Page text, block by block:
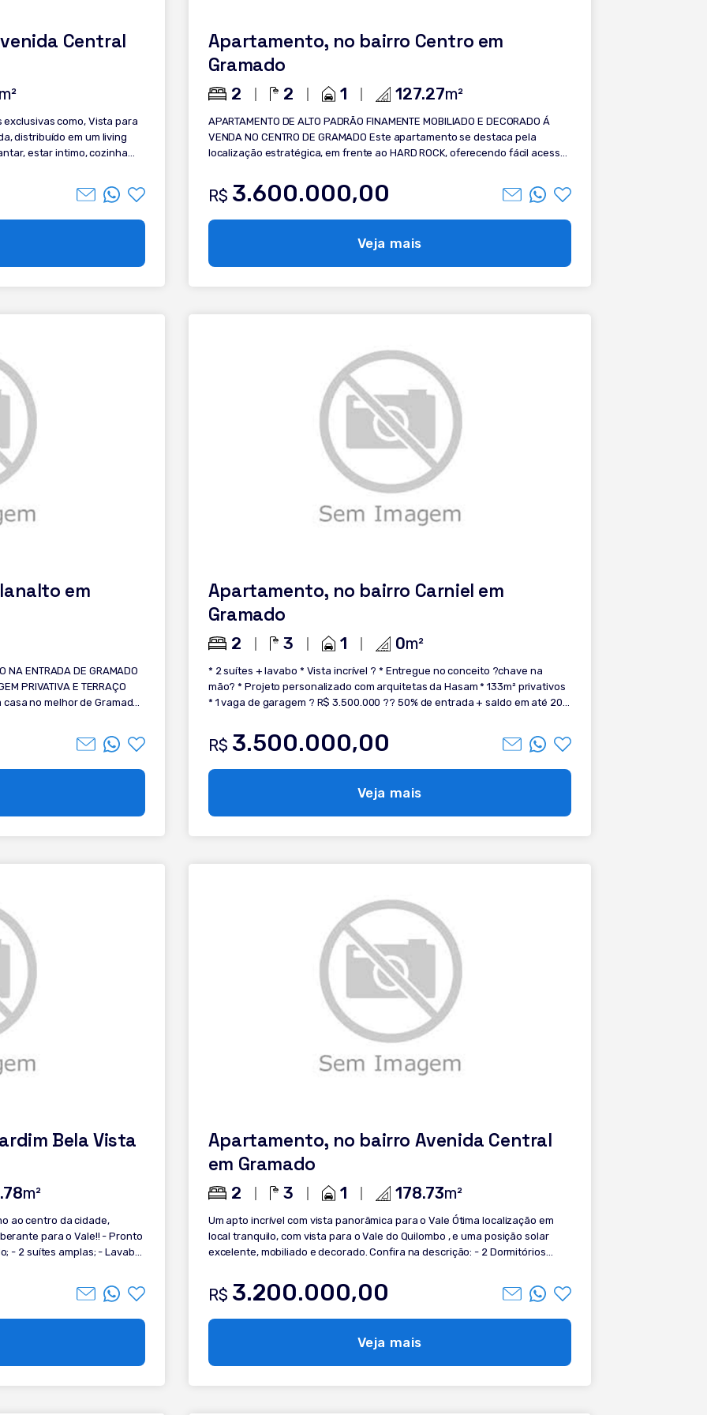
Central
m²
como, Vista para
distribuído em um living
estar intimo, cozinha
todo cuidado para ter
íntimo, conta com 2 lindas
Apartamento, no bairro Centro em
Gramado
2 2 1 127.27m²
APARTAMENTO DE ALTO PADRÃO FINAMENTE MOBILIADO E DECORADO Á
VENDA NO CENTRO DE GRAMADO Este apartamento se destaca pela
localização estratégica, em frente ao HARD ROCK, oferecendo fácil acesso
DECORADO, apresenta ambientes elegantes, pensados para conforto e
praticidade. Conheça: - 2 dormitórios, sendo 1 suíte; - Banheiro social; -
todos os cômodos; - FINAMENTE MOBILIADO E DECORADO; - Splits
instalados; - Revestimentos em marcenaria; - Vaga de garagem. Entre em
R$ 3.600.000,00
Veja mais
em
NA ENTRADA DE GRAMADO
PRIVATIVA E TERRAÇO
no melhor de Gramado.
refúgio com espaço e
Apartamento, no bairro Carniel em
Gramado
2 3 1 0m²
* 2 suítes + lavabo * Vista incrível ? * Entregue no conceito ?chave na
mão? * Projeto personalizado com arquitetas da Hasam * 133m² privativos
* 1 vaga de garagem ? R$ 3.500.000 ?? 50% de entrada + saldo em até 20x
R$ 3.500.000,00
Veja mais
Bela Vista
m²
ao centro da cidade,
para o Vale!! - Pronto
- 2 suítes amplas; - Lavabo;
acabamento; - Piso
- Vidros duplos; - Splits
Apartamento, no bairro Avenida Central
em Gramado
2 3 1 178.73m²
Um apto incrível com vista panorâmica para o Vale Ótima localização em
local tranquilo, com vista para o Vale do Quilombo , e uma posição solar
excelente, mobiliado e decorado. Confira na descrição: - 2 Dormitórios
Churrasqueira - Banheiro Social - Hall de entrada - Cozinha planejada -
Split - Calefação - Água quente - Área Social - 1 Box de garagem Te
R$ 3.200.000,00
Veja mais